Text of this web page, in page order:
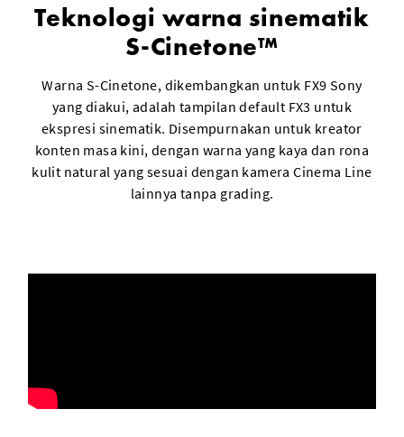
Teknologi warna sinematik
S-Cinetone™
Warna S-Cinetone, dikembangkan untuk FX9 Sony
yang diakui, adalah tampilan default FX3 untuk
ekspresi sinematik. Disempurnakan untuk kreator
konten masa kini, dengan warna yang kaya dan rona
kulit natural yang sesuai dengan kamera Cinema Line
lainnya tanpa grading.